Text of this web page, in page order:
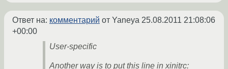
Ответ на: комментарий от Yaneya 25.08.2011 21:08:06
+00:00
User-specific
Another way is to put this line in xinitrc: